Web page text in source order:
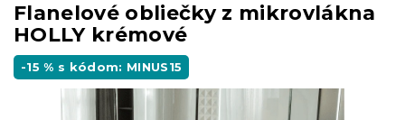
Flanelové obliečky z mikrovlákna
HOLLY krémové
-15 % s kódom: MINUS15